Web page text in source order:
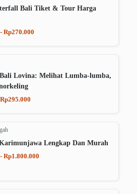
Bali Tiket & Tour Harga
Rp270.000
Lovina: Melihat Lumba-lumba,
Lengkap Dan Murah
Rp1.800.000